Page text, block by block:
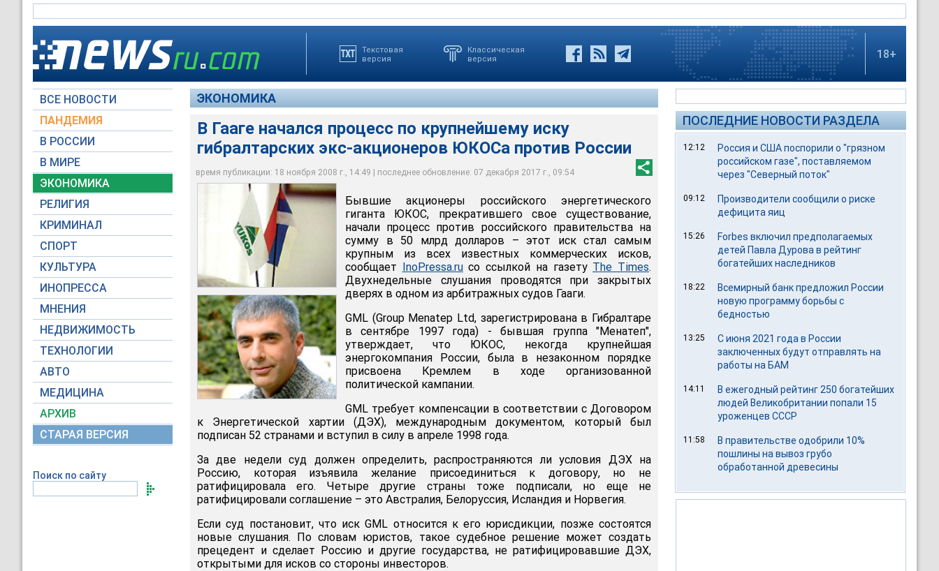
Текстовая
версия
Классическая
версия
18+
ВСЕ НОВОСТИ
ПАНДЕМИЯ
В РОССИИ
В МИРЕ
ЭКОНОМИКА
РЕЛИГИЯ
КРИМИНАЛ
СПОРТ
КУЛЬТУРА
ИНОПРЕССА
МНЕНИЯ
НЕДВИЖИМОСТЬ
ТЕХНОЛОГИИ
АВТО
МЕДИЦИНА
АРХИВ
СТАРАЯ ВЕРСИЯ
Поиск по сайту
ЭКОНОМИКА
В Гааге начался процесс по крупнейшему иску
гибралтарских экс-акционеров ЮКОСа против России
время публикации: 18 ноября 2008 г., 14:49 | последнее обновление: 07 декабря 2017 г., 09:54
Бывшие акционеры российского энергетического гиганта ЮКОС, прекратившего свое
существование, начали процесс против российского правительства на сумму в 50
млрд долларов – этот иск стал самым крупным из всех известных коммерческих
исков
Архив NEWSru.com
GML, которая базируется в Гибралтаре (территория Великобритании на юге
Пиренейского полуострова), и все еще обладает недвижимостью и другими
инвестициями в Западной Европе, находится под контролем Леонида Невзлина,
российского бизнесмена, скрывающегося в
Фото NEWSru.com
Бывшие акционеры российского энергетического
гиганта ЮКОС, прекратившего свое существование,
начали процесс против российского правительства на
сумму в 50 млрд долларов – этот иск стал самым
крупным из всех известных коммерческих исков,
сообщает InoPressa.ruсо ссылкой на газету The Times.
Двухнедельные слушания проводятся при закрытых
дверях в одном из арбитражных судов Гааги.
GML (Group Menatep Ltd, зарегистрирована в Гибралтаре
в сентябре 1997 года) - бывшая группа "Менатеп",
утверждает, что ЮКОС, некогда крупнейшая
энергокомпания России, была в незаконном порядке
присвоена Кремлем в ходе организованной
политической кампании.
GML требует компенсации в соответствии с Договором
к Энергетической хартии (ДЭХ), международным документом, который был
подписан 52 странами и вступил в силу в апреле 1998 года.
За две недели суд должен определить, распространяются ли условия ДЭХ на
Россию, которая изъявила желание присоединиться к договору, но не
ратифицировала его. Четыре другие страны тоже подписали, но еще не
ратифицировали соглашение – это Австралия, Белоруссия, Исландия и Норвегия.
Если суд постановит, что иск GML относится к его юрисдикции, позже состоятся
новые слушания. По словам юристов, такое судебное решение может создать
прецедент и сделает Россию и другие государства, не ратифицировавшие ДЭХ,
открытыми для исков со стороны инвесторов.
ПОСЛЕДНИЕ НОВОСТИ РАЗДЕЛА
12:12
Россия и США поспорили о "грязном
российском газе", поставляемом
через "Северный поток"
09:12
Производители сообщили о риске
дефицита яиц
15:26
Forbes включил предполагаемых
детей Павла Дурова в рейтинг
богатейших наследников
18:22
Всемирный банк предложил России
новую программу борьбы с
бедностью
13:25
С июня 2021 года в России
заключенных будут отправлять на
работы на БАМ
14:11
В ежегодный рейтинг 250 богатейших
людей Великобритании попали 15
уроженцев СССР
11:58
В правительстве одобрили 10%
пошлины на вывоз грубо
обработанной древесины